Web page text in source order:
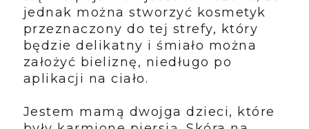
jednak można stworzyć kosmetyk
przeznaczony do tej strefy, który
będzie delikatny i śmiało można
założyć bieliznę, niedługo po
aplikacji na ciało.
Jestem mamą dwojga dzieci, które